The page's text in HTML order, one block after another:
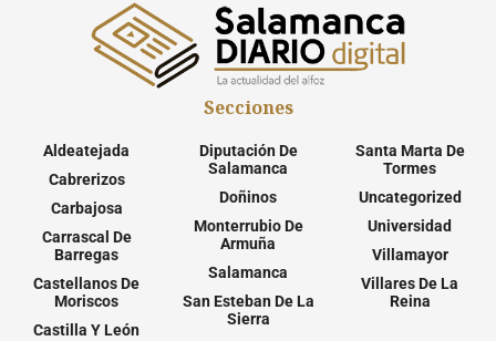
Secciones
Aldeatejada
Cabrerizos
Carbajosa
Carrascal De
Barregas
Castellanos De
Moriscos
Castilla Y León
Diputación De
Salamanca
Doñinos
Monterrubio De
Armuña
Salamanca
San Esteban De La
Sierra
Santa Marta De
Tormes
Uncategorized
Universidad
Villamayor
Villares De La
Reina